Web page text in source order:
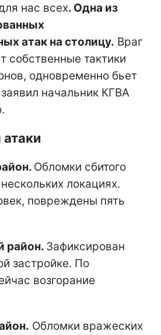
нас всех. Одна из
атак на столицу. Враг
собственные тактики
одновременно бьет
начальник КГВА
Обломки сбитого
локациях.
повреждены пять
район. Зафиксирован
застройке. По
возгорание
Обломки вражеских